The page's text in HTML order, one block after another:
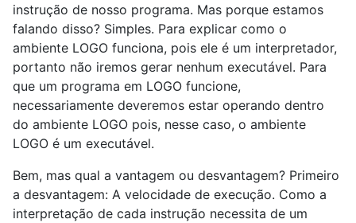
instrução de nosso programa. Mas porque estamos
falando disso? Simples. Para explicar como o
ambiente LOGO funciona, pois ele é um interpretador,
portanto não iremos gerar nenhum executável. Para
que um programa em LOGO funcione,
necessariamente deveremos estar operando dentro
do ambiente LOGO pois, nesse caso, o ambiente
LOGO é um executável.
Bem, mas qual a vantagem ou desvantagem? Primeiro
a desvantagem: A velocidade de execução. Como a
interpretação de cada instrução necessita de um